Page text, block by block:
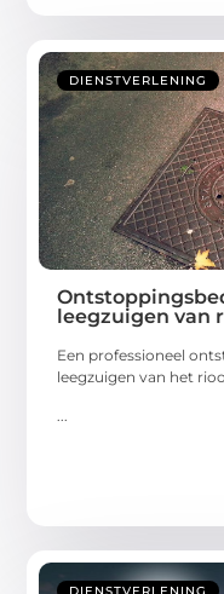
DIENSTVERLENING
leegzuigen van
Een professioneel
leegzuigen van het
...